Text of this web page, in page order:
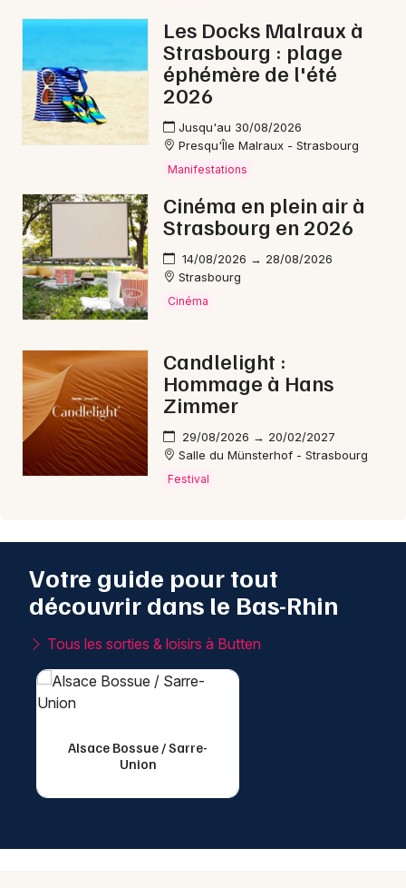
Les Docks Malraux à
Strasbourg : plage
éphémère de l'été
2026
Jusqu'au 30/08/2026
Presqu'Île Malraux - Strasbourg
Manifestations
Cinéma en plein air à
Strasbourg en 2026
14/08/2026 → 28/08/2026
Strasbourg
Cinéma
Candlelight :
Hommage à Hans
Zimmer
29/08/2026 → 20/02/2027
Salle du Münsterhof - Strasbourg
Festival
Votre guide pour tout
découvrir dans le Bas-Rhin
Tous les sorties & loisirs à Butten
Alsace Bossue / Sarre-
Union